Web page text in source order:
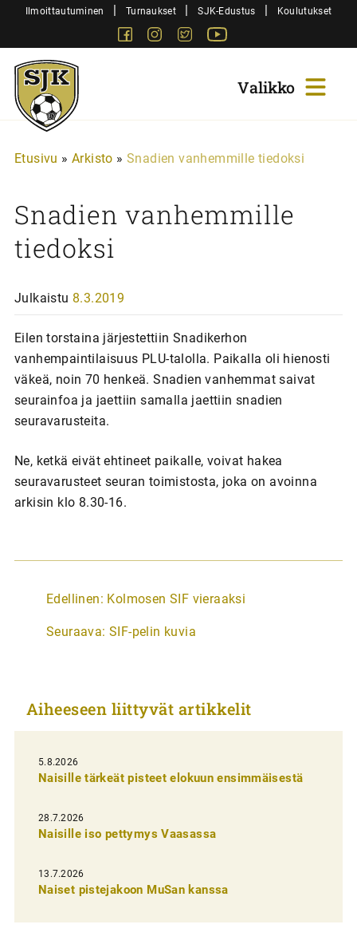
SiirryIlmoittautuminen | Turnaukset | SJK-Edustus | Koulutukset
FacebookInstagram
Twitter
Sjk-
Juniorit
Etusivu » Arkisto » Snadien vanhemmille tiedoksi
Snadien vanhemmille
tiedoksi
Julkaistu 8.3.2019
Eilen torstaina järjestettiin Snadikerhon
vanhempaintilaisuus PLU-talolla. Paikalla oli hienosti
väkeä, noin 70 henkeä. Snadien vanhemmat saivat
seurainfoa ja jaettiin samalla jaettiin snadien
seuravarusteita.
Ne, ketkä eivät ehtineet paikalle, voivat hakea
seuravarusteet seuran toimistosta, joka on avoinna
arkisin klo 8.30-16.
A
t
k
e
l
i
e
n
e
Edellinen: Kolmosen SIF vieraaksi
Seuraava: SIF-pelin kuvia
Aiheeseen liittyvät artikkelit
5.8.2026
Naisille tärkeät pisteet elokuun ensimmäisestä
28.7.2026
Naisille iso pettymys Vaasassa
13.7.2026
Naiset pistejakoon MuSan kanssa